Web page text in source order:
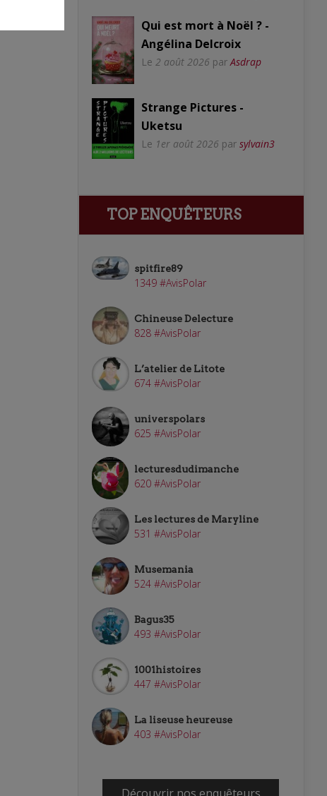
Qui est mort à Noël ? -
Angélina Delcroix
Le 2 août 2026 par Asdrap
Strange Pictures -
Uketsu
Le 1er août 2026 par sylvain3
TOP ENQUÊTEURS
spitfire89
1349 #AvisPolar
Chineuse Delecture
828 #AvisPolar
L’atelier de Litote
674 #AvisPolar
universpolars
625 #AvisPolar
lecturesdudimanche
620 #AvisPolar
Les lectures de Maryline
531 #AvisPolar
Musemania
524 #AvisPolar
Bagus35
493 #AvisPolar
1001histoires
447 #AvisPolar
La liseuse heureuse
403 #AvisPolar